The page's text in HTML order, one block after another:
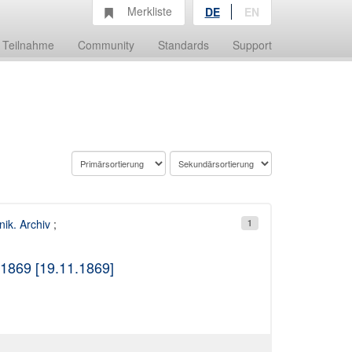
Teilnahme Community Standards Support
Merkliste DE EN
1
Archiv;
[19.11.1869]